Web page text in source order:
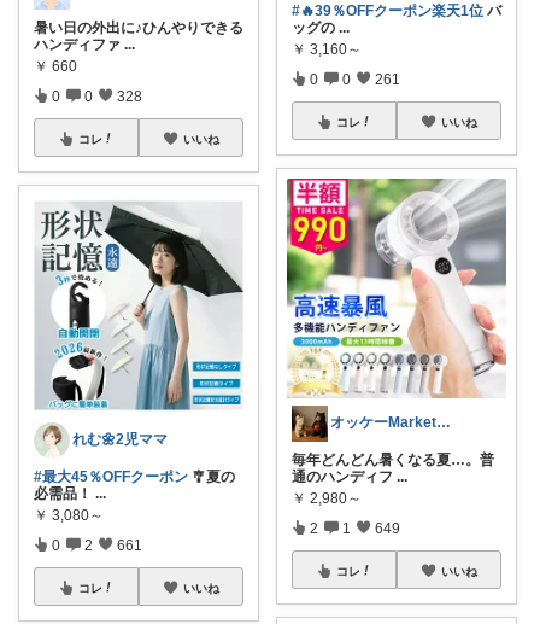
暑い日の外出に♪ひんやりできる
ハンディファ ...
￥ 660
0 0 328
コレ いいね
れむ🌼2児ママ
#最大45％OFFクーポン 🎐夏の
必需品！ ...
￥ 3,080～
0 2 661
コレ いいね
#🔥39％OFFクーポン楽天1位 バ
ッグの ...
￥ 3,160～
0 0 261
コレ いいね
オッケーMarket🎀🛒
毎年どんどん暑くなる夏…。普
通のハンディフ ...
￥ 2,980～
2 1 649
コレ いいね